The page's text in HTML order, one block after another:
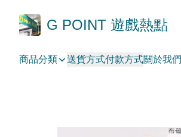
G POINT 遊戲熱點
商品分類 送貨方式付款方式關於我們